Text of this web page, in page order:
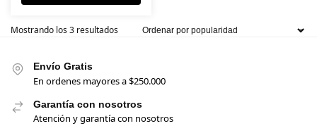
Mostrando los 3 resultados
Envío Gratis
En ordenes mayores a $250.000
Garantía con nosotros
Atención y garantía con nosotros